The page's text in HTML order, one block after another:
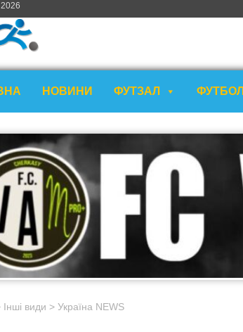
НОВИНИ ФУТЗАЛ ФУТБОЛ
Інші види > Україна NEWS